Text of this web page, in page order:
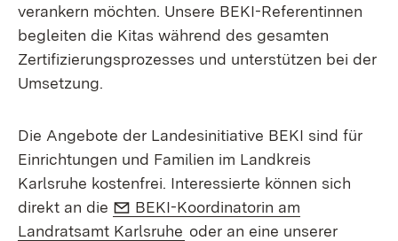
verankern möchten. Unsere BEKI-Referentinnen
begleiten die Kitas während des gesamten
Zertifizierungsprozesses und unterstützen bei der
Umsetzung.
Die Angebote der Landesinitiative BEKI sind für
Einrichtungen und Familien im Landkreis
Karlsruhe kostenfrei. Interessierte können sich
direkt an die
E-Mail:
BEKI-Koordinatorin am
Landratsamt Karlsruhe (Öffnet in neuem Fenster)
oder an eine unserer